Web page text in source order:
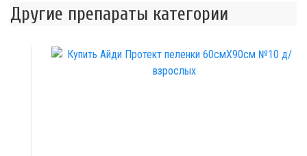
Другие препараты категории